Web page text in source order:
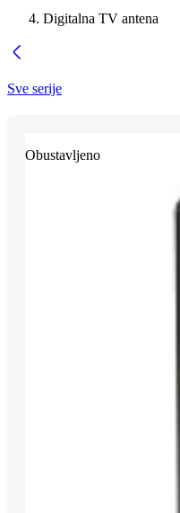
Digitalna TV antena
Sve serije
Obustavljeno